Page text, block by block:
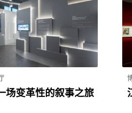
场变革性的叙事之旅